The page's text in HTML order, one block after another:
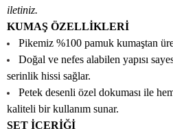
iletiniz.
KUMAŞ ÖZELLİKLERİ
Pikemiz %100 pamuk kumaştan
Doğal ve nefes alabilen yapısı
serinlik hissi sağlar.
Petek desenli özel dokuması ile
kaliteli bir kullanım sunar.
SET İÇERİĞİ